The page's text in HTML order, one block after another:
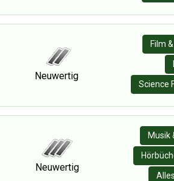
Neuwertig
Film
Science
Neuwertig
Musik